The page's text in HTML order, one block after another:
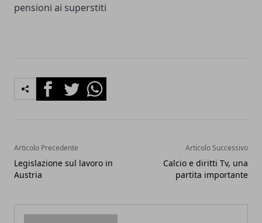
pensioni ai superstiti
FacebookTwitterWhatsapp
Articolo Precedente
Legislazione sul lavoro in
Austria
Articolo Successivo
Calcio e diritti Tv, una
partita importante